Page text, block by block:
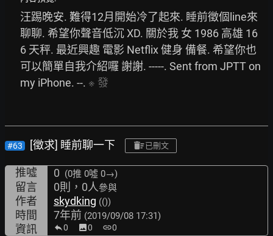
汪踢晚安. 難得12月開始冷了起來. 睡前徵個line來
聊聊. 希望你聲音低沉 XD. 關於我 女 1986 高雄 16
6 天秤. 最近興趣 電影 Netflix 健身 備餐. 希望你也
可以簡單自我介紹囉 謝謝. -----. Sent from JPTT on
my iPhone. --. ※ 發
#63 [徵求] 睡前聊一下 已刪文
推噓 0 (0推 0噓 0→)
留言 0則，0人參與
作者 skydking (())
時間 7年前 (2019/09/08 17:31)
資訊 0 image0 link0